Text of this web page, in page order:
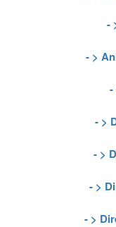
-
- >
-
- >
- >
- >
- >